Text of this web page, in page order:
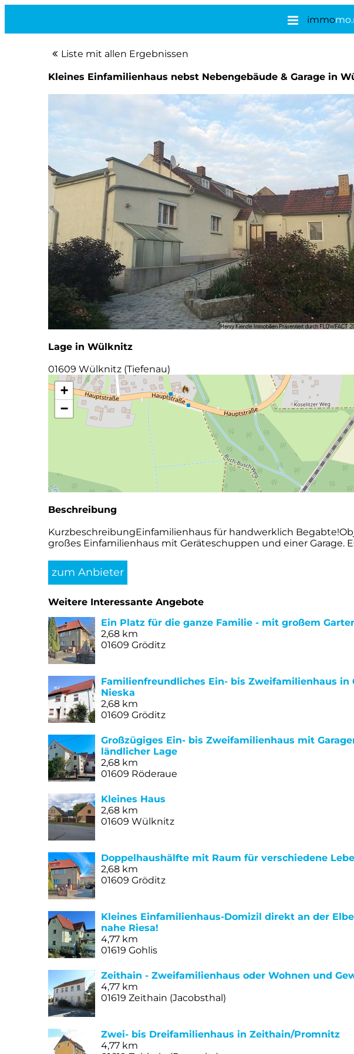
immo
Liste mit allen Ergebnissen
Kleines Einfamilienhaus nebst Nebengebäude & Garage in
Lage in Wülknitz
01609 Wülknitz (Tiefenau)
+
−
Beschreibung
KurzbeschreibungEinfamilienhaus für handwerklich
großes Einfamilienhaus mit Geräteschuppen und einer Garage.
zum Anbieter
Weitere Interessante Angebote
Ein Platz für die ganze Familie - mit großem
2,68 km
01609 Gröditz
Familienfreundliches Ein- bis Zweifamilienhaus in
Nieska
2,68 km
01609 Gröditz
Großzügiges Ein- bis Zweifamilienhaus mit
ländlicher Lage
2,68 km
01609 Röderaue
Kleines Haus
2,68 km
01609 Wülknitz
Doppelhaushälfte mit Raum für verschiedene
2,68 km
01609 Gröditz
Kleines Einfamilienhaus-Domizil direkt an der
nahe Riesa!
4,77 km
01619 Gohlis
Zeithain - Zweifamilienhaus oder Wohnen und
4,77 km
01619 Zeithain (Jacobsthal)
Zwei- bis Dreifamilienhaus in Zeithain/Promnitz
4,77 km